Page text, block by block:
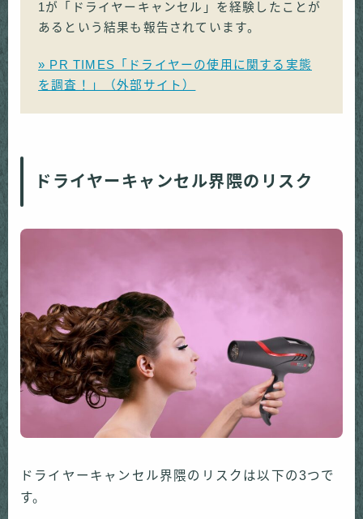
1が「ドライヤーキャンセル」を経験したことが
あるという結果も報告されています。
» PR TIMES「ドライヤーの使用に関する実態
を調査！」（外部サイト）
ドライヤーキャンセル界隈のリスク
ドライヤーキャンセル界隈のリスクは以下の3つで
す。